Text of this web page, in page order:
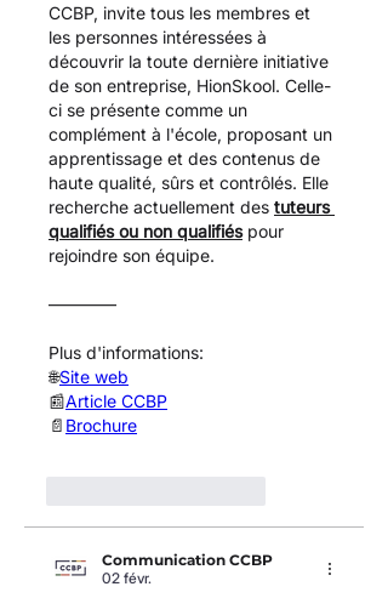
CCBP, invite tous les membres et
les personnes intéressées à
découvrir la toute dernière initiative
de son entreprise, HionSkool. Celle-
ci se présente comme un
complément à l'école, proposant un
apprentissage et des contenus de
haute qualité, sûrs et contrôlés. Elle
recherche actuellement des tuteurs
qualifiés ou non qualifiés pour
rejoindre son équipe.
————
Plus d'informations:
🌐Site web
📰Article CCBP
📄 Brochure
Communication CCBP
02 févr.